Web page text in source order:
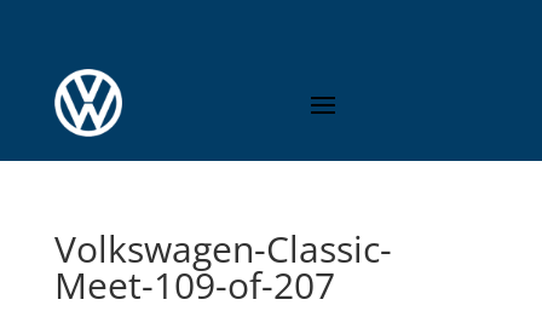
Volkswagen-Classic-
Meet-109-of-207